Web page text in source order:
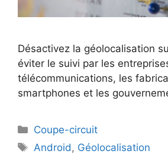
Désactivez la géolocalisation
éviter le suivi par les
télécommunications, les
smartphones et les
Catégories
Coupe-circuit
Étiquettes
Android , Géolocalisation